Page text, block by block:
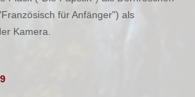
für Anfänger") als
Kamera.